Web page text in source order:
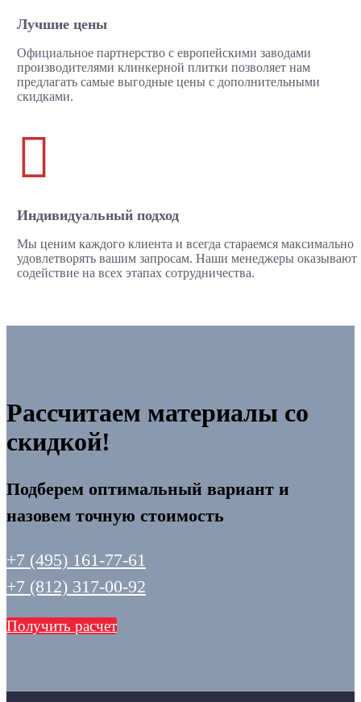
Лучшие цены
Официальное партнерство с европейскими заводами
производителями клинкерной плитки позволяет нам
предлагать самые выгодные цены с дополнительными
скидками.

Индивидуальный подход
Мы ценим каждого клиента и всегда стараемся максимально
удовлетворять вашим запросам. Наши менеджеры оказывают
содействие на всех этапах сотрудничества.
Рассчитаем материалы со
скидкой!
Подберем оптимальный вариант и
назовем точную стоимость
+7 (495) 161-77-61
+7 (812) 317-00-92
Получить расчет